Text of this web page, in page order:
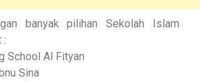
banyak pilihan Sekolah Islam
:
School Al Fityan
Sina